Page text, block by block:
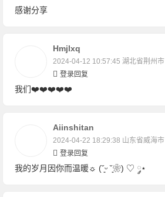
感谢分享
Hmjlxq
2024-04-12 10:57:45 湖北省荆州市
登录回复
我们❤️❤️❤️❤️❤️
Aiinshitan
2024-04-22 18:29:38 山东省威海市
登录回复
我的岁月因你而温暖☼ (˘͈ᵕ ˘͈❀) ♡ ༘⋆